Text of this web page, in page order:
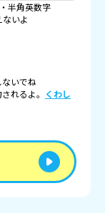
半角英数字
いよ
いでね
れるよ。 くわし